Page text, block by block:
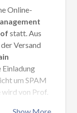
Online-
statt. Aus
Versand
Einladung
um SPAM
wird von Prof.